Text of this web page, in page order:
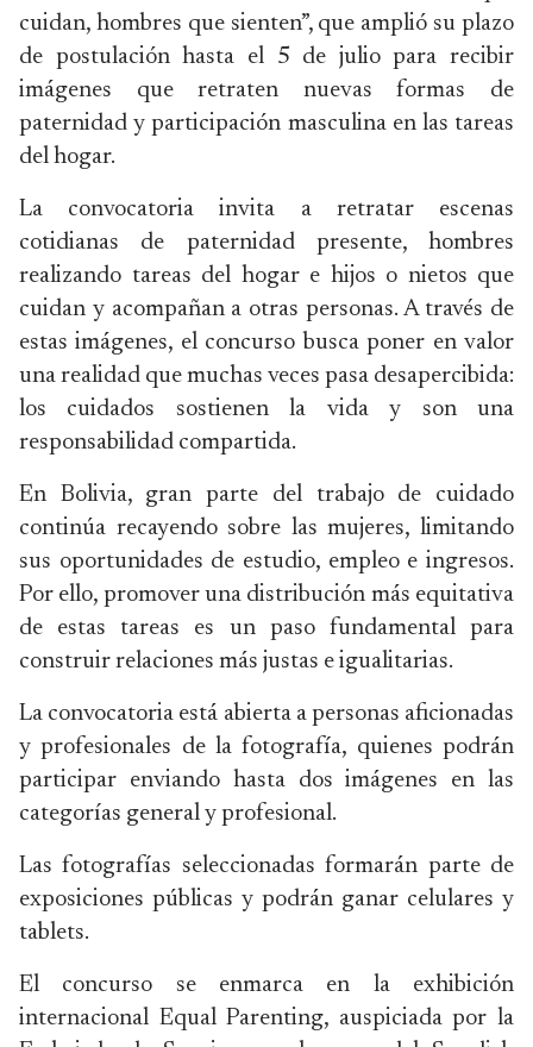
cuidan, hombres que sienten”, que amplió su plazo
de postulación hasta el 5 de julio para recibir
imágenes que retraten nuevas formas de
paternidad y participación masculina en las tareas
del hogar.
La convocatoria invita a retratar escenas
cotidianas de paternidad presente, hombres
realizando tareas del hogar e hijos o nietos que
cuidan y acompañan a otras personas. A través de
estas imágenes, el concurso busca poner en valor
una realidad que muchas veces pasa desapercibida:
los cuidados sostienen la vida y son una
responsabilidad compartida.
En Bolivia, gran parte del trabajo de cuidado
continúa recayendo sobre las mujeres, limitando
sus oportunidades de estudio, empleo e ingresos.
Por ello, promover una distribución más equitativa
de estas tareas es un paso fundamental para
construir relaciones más justas e igualitarias.
La convocatoria está abierta a personas aficionadas
y profesionales de la fotografía, quienes podrán
participar enviando hasta dos imágenes en las
categorías general y profesional.
Las fotografías seleccionadas formarán parte de
exposiciones públicas y podrán ganar celulares y
tablets.
El concurso se enmarca en la exhibición
internacional Equal Parenting, auspiciada por la